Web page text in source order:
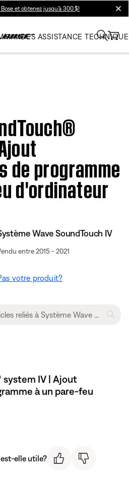
et obtenez jusqu’à 300 $!
ASSISTANCE TECHNIQUE
de programme
d'ordinateur
Wave SoundTouch IV
entre 2015 - 2021
votre produit?
system IV | Ajout
à un pare-feu
elle utile?